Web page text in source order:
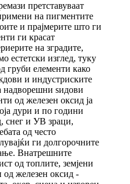
претставуваат
на пигментите
и прајмерите што ги
ги красат
на зградите,
естетски изглед, туку
груби елементи како
и индустриските
надворешни ѕидови
од железен оксид ја
дури и по години
снег и УВ зраци,
од често
ги долгорочните
Внатрешните
од топлите, земјени
железен оксид -